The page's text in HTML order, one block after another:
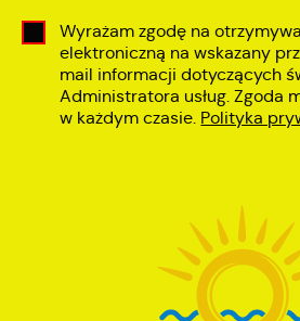
Wyrażam zgodę na
elektroniczną na wskazany
mail informacji dotyczących
Administratora usług. Zgoda
w każdym czasie. Polityka